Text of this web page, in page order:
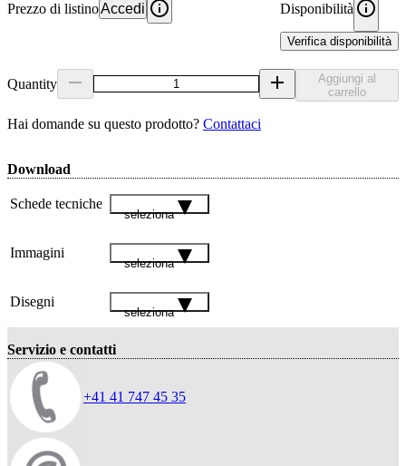
Prezzo di listinoAccedi Disponibilità
Verifica disponibilità
Quantity
Aggiungi al
carrello
Hai domande su questo prodotto? Contattaci
Download
Schede tecniche
seleziona
Immagini
seleziona
Disegni
seleziona
Servizio e contatti
+41 41 747 45 35